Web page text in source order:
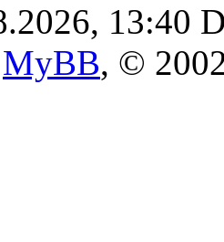
13:40
MyBB, ©